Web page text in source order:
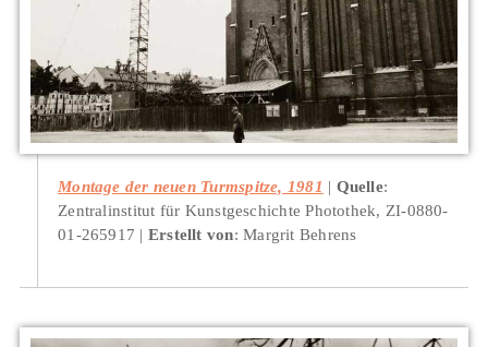
Montage der neuen Turmspitze, 1981 Quelle:
Zentralinstitut für Kunstgeschichte Photothek, ZI-0880-
01-265917
Erstellt von: Margrit Behrens